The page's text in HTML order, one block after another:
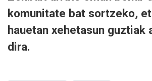
komunitate bat sortzeko,
hauetan xehetasun guztiak
dira.